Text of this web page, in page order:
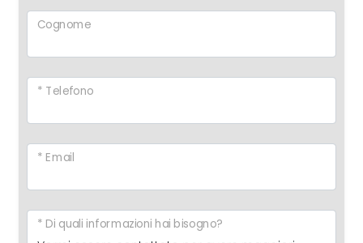
Cognome
* Telefono
* Email
* Di quali informazioni hai bisogno?